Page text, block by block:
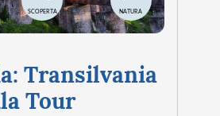
SCOPERTA NATURA
Transilvania
Tour